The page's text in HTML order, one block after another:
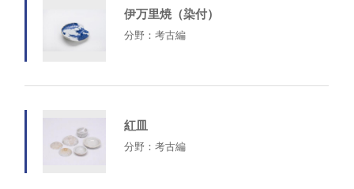
伊万里焼（染付）
分野：考古編
紅皿
分野：考古編